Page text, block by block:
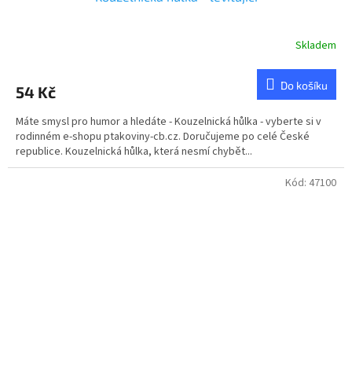
Skladem
54 Kč Do košíku
Máte smysl pro humor a hledáte - Kouzelnická hůlka - vyberte si v
rodinném e-shopu ptakoviny-cb.cz. Doručujeme po celé České
republice. Kouzelnická hůlka, která nesmí chybět...
Kód: 47100